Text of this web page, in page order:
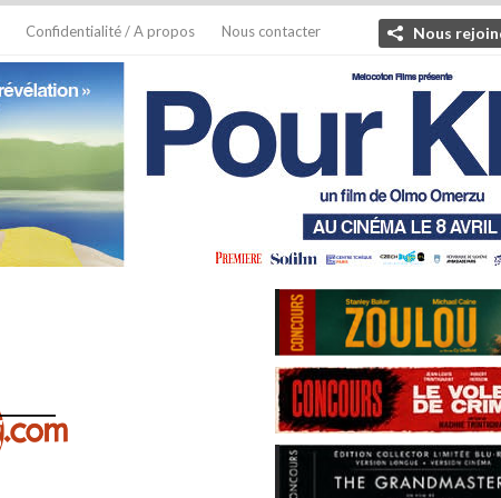
Confidentialité / A propos Nous contacter Nous